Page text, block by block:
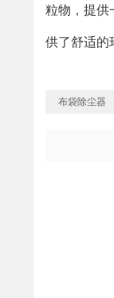
粒物，提供
供了舒适的
布袋除尘器